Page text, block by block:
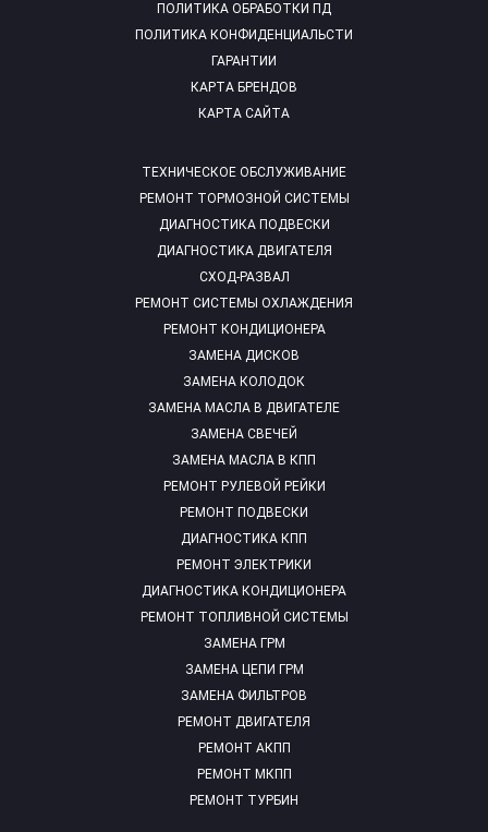
ТЕХНИЧЕСКОЕ ОБСЛУЖИВАНИЕ
РЕМОНТ ТОРМОЗНОЙ СИСТЕМЫ
ДИАГНОСТИКА ПОДВЕСКИ
ДИАГНОСТИКА ДВИГАТЕЛЯ
СХОД-РАЗВАЛ
РЕМОНТ СИСТЕМЫ ОХЛАЖДЕНИЯ
РЕМОНТ КОНДИЦИОНЕРА
ЗАМЕНА ДИСКОВ
ЗАМЕНА КОЛОДОК
ЗАМЕНА МАСЛА В ДВИГАТЕЛЕ
ЗАМЕНА СВЕЧЕЙ
ЗАМЕНА МАСЛА В КПП
РЕМОНТ РУЛЕВОЙ РЕЙКИ
РЕМОНТ ПОДВЕСКИ
ДИАГНОСТИКА КПП
РЕМОНТ ЭЛЕКТРИКИ
ДИАГНОСТИКА КОНДИЦИОНЕРА
РЕМОНТ ТОПЛИВНОЙ СИСТЕМЫ
ЗАМЕНА ГРМ
ЗАМЕНА ЦЕПИ ГРМ
ЗАМЕНА ФИЛЬТРОВ
РЕМОНТ ДВИГАТЕЛЯ
РЕМОНТ АКПП
РЕМОНТ МКПП
РЕМОНТ ТУРБИН
ПОЛИТИКА ОБРАБОТКИ ПД
ПОЛИТИКА КОНФИДЕНЦИАЛЬСТИ
ГАРАНТИИ
КАРТА БРЕНДОВ
КАРТА САЙТА